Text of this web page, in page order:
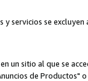
servicios se
un sitio al que se
de Productos"